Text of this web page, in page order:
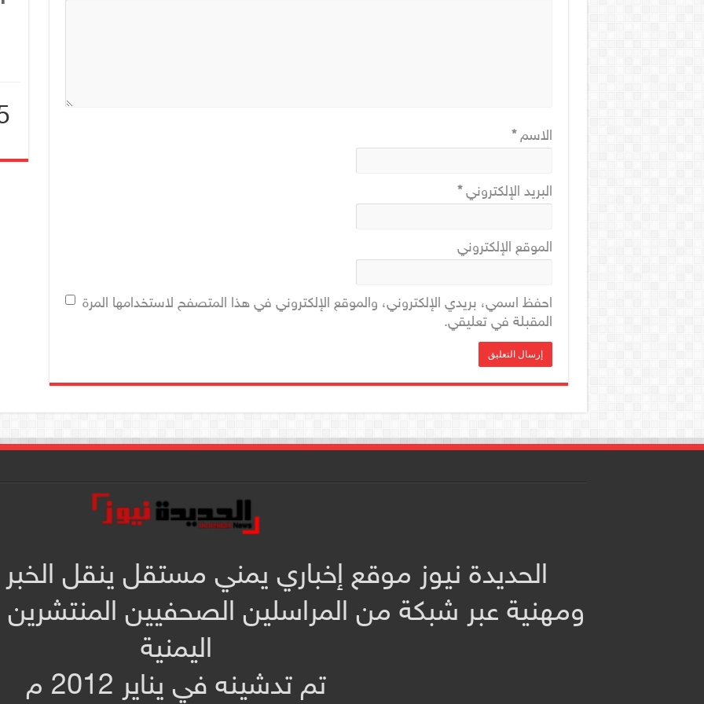
الاسم*
البريد الإلكتروني*
الموقع الإلكتروني
احفظ اسمي، بريدي الإلكتروني، والموقع الإلكتروني في هذا المتصفح لاستخدامها المرة
المقبلة في تعليقي.
الحديدة نيوز موقع إخباري يمني مستقل ينقل
ومهنية عبر شبكة من المراسلين الصحفيين
اليمنية
تم تدشينه في يناير 2012 م